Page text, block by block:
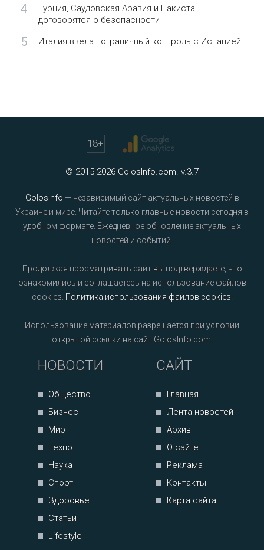
4
Турция, Саудовская Аравия и Пакистан
договорятся о безопасности
5 Италия ввела пограничный контроль с Испанией
18+
© 2015-2026 GolosInfo.com. v.3.7
GolosInfo — независимый сайт актуальных новостей в
Украине и мире. Читайте только главные новости сегодня в
удобном формате. Ежедневное обновление актуальных
новостей и событий.
Продолжая просматривать сайт вы подтверждаете, что
ознакомились и соглашаетесь на использование файлов
cookies. Политика использования файлов cookies
Использование материалов разрешается при условии
открытой ссылки на сайт GolosInfo.com.
НОВОСТИ
Общество
Бизнес
Мир
Техно
Наука
Спорт
Здоровье
Статьи
Lifestyle
САЙТ
Главная
Лента новостей
Архив
О сайте
Реклама
Контакты
Карта сайта